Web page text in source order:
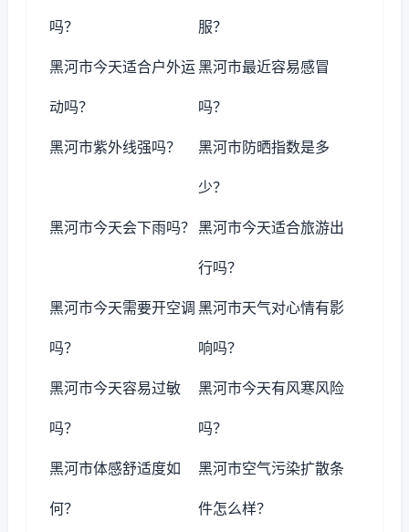
吗？ 服？
黑河市今天适合户外运
动吗？
黑河市最近容易感冒
吗？
黑河市紫外线强吗？ 黑河市防晒指数是多
少？
黑河市今天会下雨吗？ 黑河市今天适合旅游出
行吗？
黑河市今天需要开空调
吗？
黑河市天气对心情有影
响吗？
黑河市今天容易过敏
吗？
黑河市今天有风寒风险
吗？
黑河市体感舒适度如
何？
黑河市空气污染扩散条
件怎么样？